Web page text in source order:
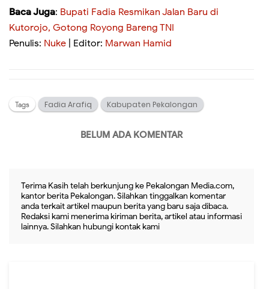
Baca Juga: Bupati Fadia Resmikan Jalan Baru di
Kutorojo, Gotong Royong Bareng TNI
Penulis: Nuke | Editor: Marwan Hamid
Tags Fadia Arafiq Kabupaten Pekalongan
BELUM ADA KOMENTAR
Terima Kasih telah berkunjung ke Pekalongan Media.com,
kantor berita Pekalongan. Silahkan tinggalkan komentar
anda terkait artikel maupun berita yang baru saja dibaca.
Redaksi kami menerima kiriman berita, artikel atau informasi
lainnya. Silahkan hubungi kontak kami